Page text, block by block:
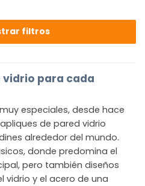
filtros
vidrio para cada
especiales, desde hace
de pared vidrio
alrededor del mundo.
donde predomina el
pero también diseños
vidrio y el acero de una